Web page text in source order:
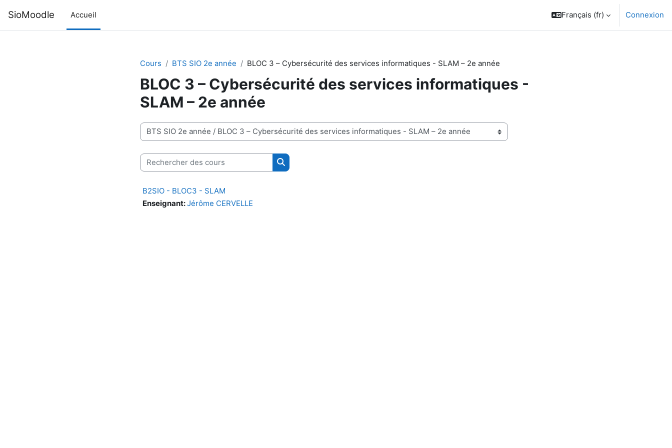
SioMoodle Accueil Français ‎(fr)‎ Connexion
Cours BTS SIO 2e année BLOC 3 – Cybersécurité des services informatiques - SLAM – 2e année
BLOC 3 – Cybersécurité des services informatiques -
SLAM – 2e année
Catégories de cours
Rechercher des cours
Rechercher des cours
B2SIO - BLOC3 - SLAM
Enseignant:Jérôme CERVELLE